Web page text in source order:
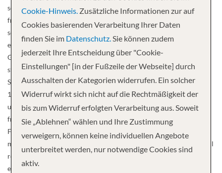
so umgebaut, dass die Kabinen auf Ober- und Mitteldeck über
französische Balkone verfügen. Das komfortable Schiff bietet
seinen 154 Gästen reichlich Platz in den geschmackvoll
eingerichteten, mit Jugendstil-Elementen dekorierten
Gesellschaftsräumen und auf dem Sonnendeck. Für Entspannung
steht den Gästen ein Wellness-Bereich mit Dampfbad, Sauna,
Solarium und Whirlpool zur Verfügung. Kabinen Alle Kabinen (ca.
14 m2) und Minisuiten (ca. 16 m²) liegen aussen, sind komfortabel
und luxuriös eingerichtet. Auf dem Mittel- und Oberdeck mit
französischem Balkon, auf dem Hauptdeck sind die kleineren
Fenster aus Sicherheitsgründen nicht zu öffnen. Alle Kabinen sind
mit Dusche/WC, TV, Radio, Kühlschrank, Safe, Föhn und individuell
regulierbarer Klimaanlage ausgestattet. Die Minisuiten sind mit
einer Badewanne ausgestattet. Restaurant / Küche Im grosszügigen
Cookie-Hinweis. Zusätzliche Informationen zur auf
Cookies basierenden Verarbeitung Ihrer Daten
finden Sie im Datenschutz.Sie können zudem
jederzeit Ihre Entscheidung über "Cookie-
Einstellungen" [in der Fußzeile der Webseite] durch
Ausschalten der Kategorien widerrufen. Ein solcher
Widerruf wirkt sich nicht auf die Rechtmäßigkeit der
bis zum Widerruf erfolgten Verarbeitung aus. Soweit
Sie „Ablehnen“ wählen und Ihre Zustimmung
verweigern, können keine individuellen Angebote
unterbreitet werden, nur notwendige Cookies sind
aktiv.